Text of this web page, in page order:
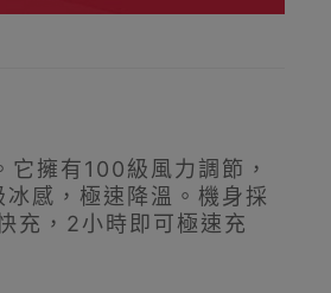
擁有100級風力調節，
感，極速降溫。機身採
充，2小時即可極速充